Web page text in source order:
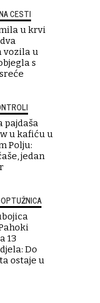
CESTI
u krvi
vozila u
s
pajdaša
u kafiću u
Polju:
jedan
13
Do
ostaje u